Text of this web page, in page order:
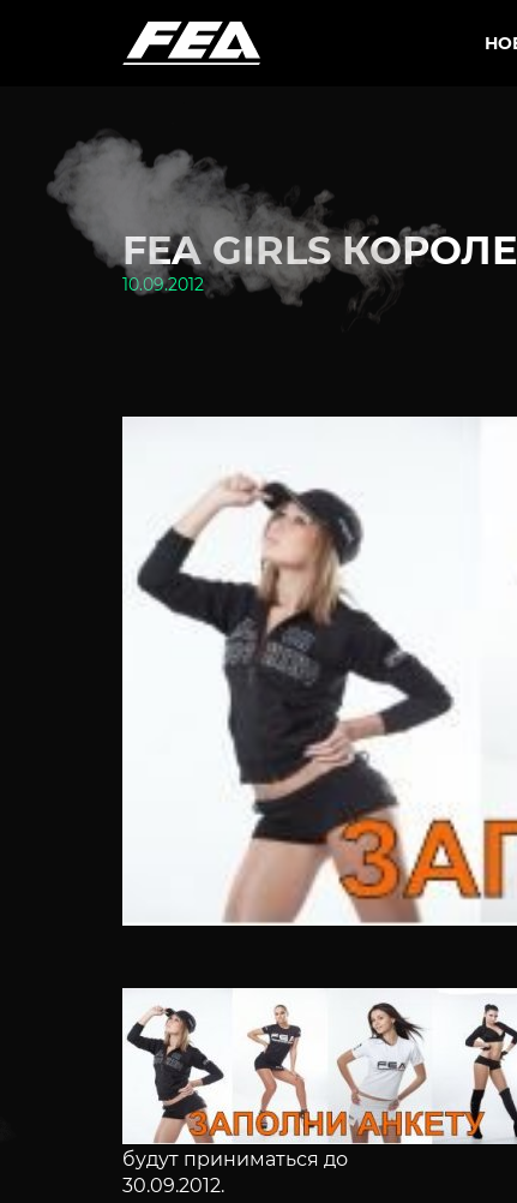
FEA GIRLS
10.09.2012
будут приниматься до
30.09.2012.